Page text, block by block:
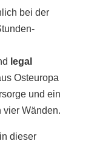
bei der
legal
Osteuropa
und ein
Wänden.
dieser